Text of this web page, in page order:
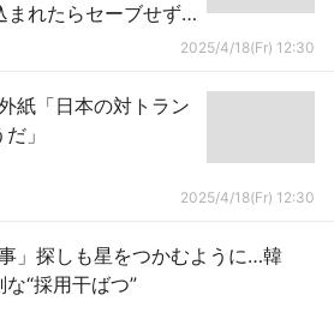
まれたらセーブせず
2025/4/18(Fr) 12:30
紙「日本の対トラン
」
2025/4/18(Fr) 12:30
」探しも星をつかむように…韓
“採用干ばつ”